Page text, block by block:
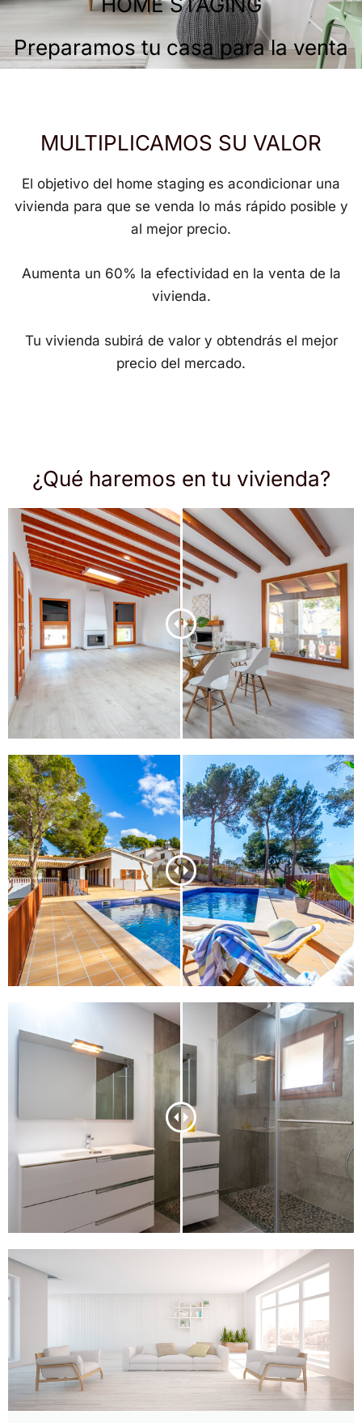
Preparamos tu casa para la venta
MULTIPLICAMOS SU VALOR
El objetivo del home staging es acondicionar una
vivienda para que se venda lo más rápido posible y
al mejor precio.
Aumenta un 60% la efectividad en la venta de la
vivienda.
Tu vivienda subirá de valor y obtendrás el mejor
precio del mercado.
¿Qué haremos en tu vivienda?